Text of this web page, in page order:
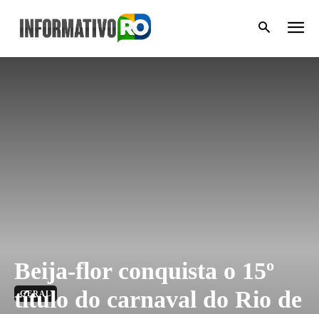
Beija-flor conquista o 15º
título do carnaval do Rio de
GERAL